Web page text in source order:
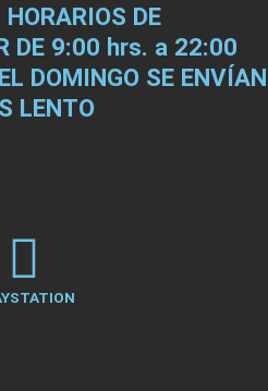
DE
DE 9:00 hrs. a 22:00
DOMINGO SE ENVÍAN
LENTO